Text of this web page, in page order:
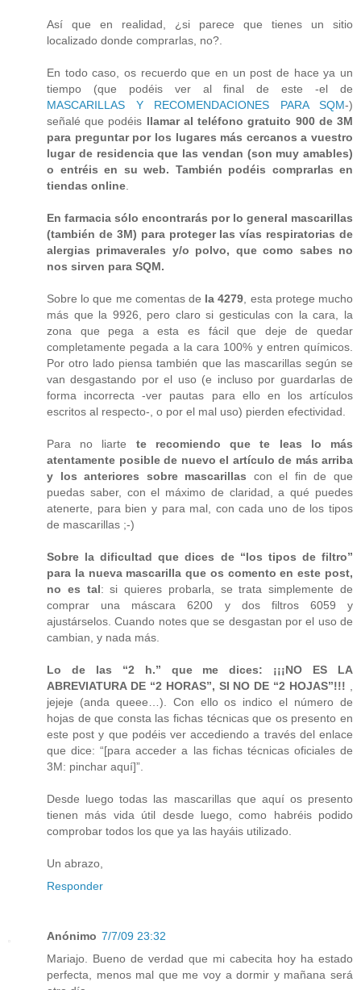
Así que en realidad, ¿si parece que tienes un sitio
localizado donde comprarlas, no?.
En todo caso, os recuerdo que en un post de hace ya un
tiempo (que podéis ver al final de este -el de
MASCARILLAS Y RECOMENDACIONES PARA SQM-)
señalé que podéis llamar al teléfono gratuito 900 de 3M
para preguntar por los lugares más cercanos a vuestro
lugar de residencia que las vendan (son muy amables)
o entréis en su web. También podéis comprarlas en
tiendas online.
En farmacia sólo encontrarás por lo general mascarillas
(también de 3M) para proteger las vías respiratorias de
alergias primaverales y/o polvo, que como sabes no
nos sirven para SQM.
Sobre lo que me comentas de la 4279, esta protege mucho
más que la 9926, pero claro si gesticulas con la cara, la
zona que pega a esta es fácil que deje de quedar
completamente pegada a la cara 100% y entren químicos.
Por otro lado piensa también que las mascarillas según se
van desgastando por el uso (e incluso por guardarlas de
forma incorrecta -ver pautas para ello en los artículos
escritos al respecto-, o por el mal uso) pierden efectividad.
Para no liarte te recomiendo que te leas lo más
atentamente posible de nuevo el artículo de más arriba
y los anteriores sobre mascarillas con el fin de que
puedas saber, con el máximo de claridad, a qué puedes
atenerte, para bien y para mal, con cada uno de los tipos
de mascarillas ;-)
Sobre la dificultad que dices de “los tipos de filtro”
para la nueva mascarilla que os comento en este post,
no es tal: si quieres probarla, se trata simplemente de
comprar una máscara 6200 y dos filtros 6059 y
ajustárselos. Cuando notes que se desgastan por el uso de
cambian, y nada más.
Lo de las “2 h.” que me dices: ¡¡¡NO ES LA
ABREVIATURA DE “2 HORAS”, SI NO DE “2 HOJAS”!!! ,
jejeje (anda queee…). Con ello os indico el número de
hojas de que consta las fichas técnicas que os presento en
este post y que podéis ver accediendo a través del enlace
que dice: “[para acceder a las fichas técnicas oficiales de
3M: pinchar aquí]”.
Desde luego todas las mascarillas que aquí os presento
tienen más vida útil desde luego, como habréis podido
comprobar todos los que ya las hayáis utilizado.
Un abrazo,
Responder
Anónimo 7/7/09 23:32
Mariajo. Bueno de verdad que mi cabecita hoy ha estado
perfecta, menos mal que me voy a dormir y mañana será